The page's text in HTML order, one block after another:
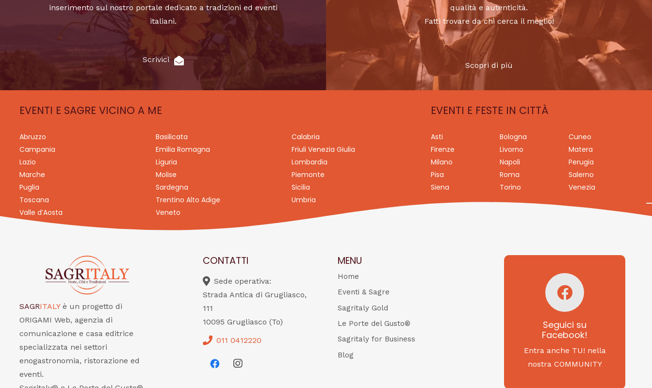
inserimento sul nostro portale dedicato a tradizioni ed eventi
italiani.
Scrivici
qualità e autenticità.
Fatti trovare da chi cerca il meglio!
Scopri di più
EVENTI E SAGRE VICINO A ME
Abruzzo Basilicata
Calabria
Campania
Emilia Romagna
Friuli Venezia Giulia
Lazio
Liguria
Lombardia
Marche
Molise
Piemonte
Puglia
Sardegna
Sicilia
Toscana
Trentino Alto Adige
Umbria
Valle d’Aosta
Veneto
EVENTI E FESTE IN CITTÀ
Asti Bologna
Cuneo
Firenze
Livorno
Matera
Milano
Napoli
Perugia
Pisa
Roma
Salerno
Siena
Torino Venezia
SAGRITALY è un progetto di
ORIGAMI Web, agenzia di
comunicazione e casa editrice
specializzata nei settori
enogastronomia, ristorazione ed
eventi.
CONTATTI
Sede operativa:
Strada Antica di Grugliasco,
111
10095 Grugliasco (To)
011 0412220
MENU
Home
Eventi & Sagre
Sagritaly Gold
Le Porte del Gusto®
Sagritaly for Business
Blog
Seguici su
Facebook!
Entra anche TU! nella
nostra COMMUNITY
Seguici su
Facebook!
SAGRITALY
Feste, cibi e tradizioni
da Nord a Sud...